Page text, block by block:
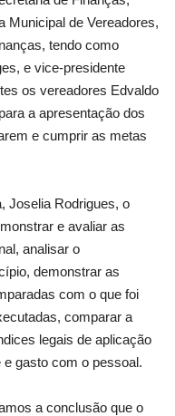
Municipal de Vereadores,
tendo como
e vice-presidente
os vereadores Edvaldo
a apresentação dos
e cumprir as metas
Joselia Rodrigues, o
e avaliar as
analisar o
demonstrar as
com o que foi
comparar a
legais de aplicação
gasto com o pessoal.
a conclusão que o